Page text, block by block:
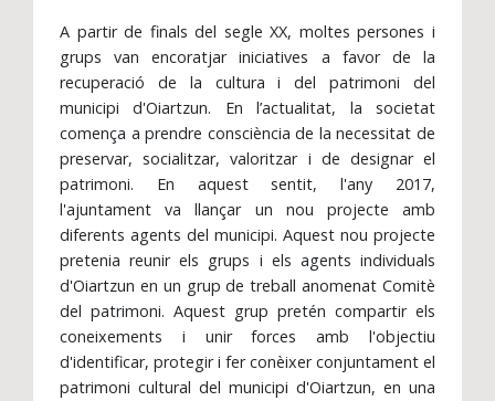
A partir de finals del segle XX, moltes persones i
grups van encoratjar iniciatives a favor de la
recuperació de la cultura i del patrimoni del
municipi d'Oiartzun. En l’actualitat, la societat
comença a prendre consciència de la necessitat de
preservar, socialitzar, valoritzar i de designar el
patrimoni. En aquest sentit, l'any 2017,
l'ajuntament va llançar un nou projecte amb
diferents agents del municipi. Aquest nou projecte
pretenia reunir els grups i els agents individuals
d'Oiartzun en un grup de treball anomenat Comitè
del patrimoni. Aquest grup pretén compartir els
coneixements i unir forces amb l'objectiu
d'identificar, protegir i fer conèixer conjuntament el
patrimoni cultural del municipi d'Oiartzun, en una